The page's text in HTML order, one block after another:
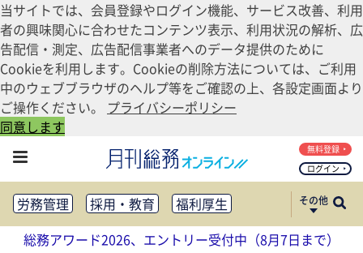
当サイトでは、会員登録やログイン機能、サービス改善、利用
者の興味関心に合わせたコンテンツ表示、利用状況の解析、広
告配信・測定、広告配信事業者へのデータ提供のために
Cookieを利用します。Cookieの削除方法については、ご利用
中のウェブブラウザのヘルプ等をご確認の上、各設定画面より
ご操作ください。 プライバシーポリシー
同意します
ログイン
無料登録
労務管理 採用・教育
福利厚生
健康経営
働き方改革
法務・コンプライアンス
その他
総務アワード2026、エントリー受付中（8月7日まで）